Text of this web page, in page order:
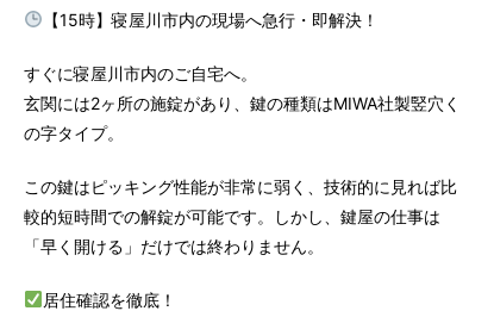
【15時】寝屋川市内の現場へ急行・即解決！
すぐに寝屋川市内のご自宅へ。
玄関には2ヶ所の施錠があり、鍵の種類はMIWA社製竪穴く
の字タイプ。
この鍵はピッキング性能が非常に弱く、技術的に見れば比
較的短時間での解錠が可能です。しかし、鍵屋の仕事は
「早く開ける」だけでは終わりません。
居住確認を徹底！